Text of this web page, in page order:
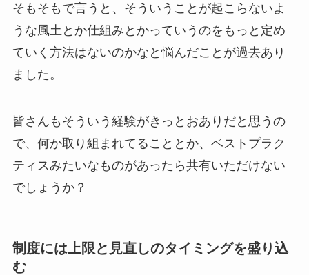
そもそもで言うと、そういうことが起こらないよ
うな風土とか仕組みとかっていうのをもっと定め
ていく方法はないのかなと悩んだことが過去あり
ました。
皆さんもそういう経験がきっとおありだと思うの
で、何か取り組まれてることとか、ベストプラク
ティスみたいなものがあったら共有いただけない
でしょうか？
制度には上限と見直しのタイミングを盛り込
む